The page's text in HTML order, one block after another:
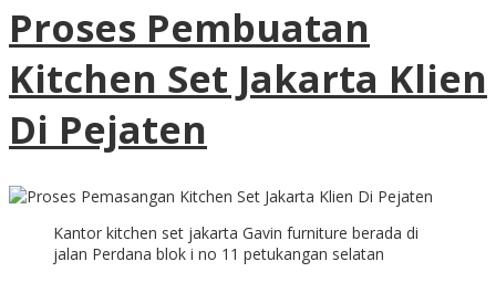
Proses Pembuatan
Kitchen Set Jakarta Klien
Di Pejaten
Kantor kitchen set jakarta Gavin furniture berada di
jalan Perdana blok i no 11 petukangan selatan